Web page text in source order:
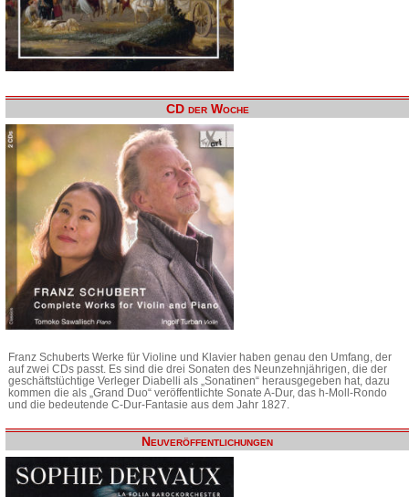
CD der Woche
Franz Schuberts Werke für Violine und Klavier haben genau den Umfang, der
auf zwei CDs passt. Es sind die drei Sonaten des Neunzehnjährigen, die der
geschäftstüchtige Verleger Diabelli als „Sonatinen“ herausgegeben hat, dazu
kommen die als „Grand Duo“ veröffentlichte Sonate A-Dur, das h-Moll-Rondo
und die bedeutende C-Dur-Fantasie aus dem Jahr 1827.
Neuveröffentlichungen